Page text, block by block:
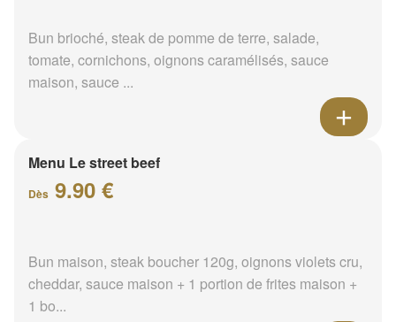
Bun brioché, steak de pomme de terre, salade,
tomate, cornichons, oignons caramélisés, sauce
maison, sauce ...
Menu Le street beef
Dès 9.90 €
Bun maison, steak boucher 120g, oignons violets cru,
cheddar, sauce maison + 1 portion de frites maison +
1 bo...